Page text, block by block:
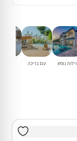
וילות נופש עם בריכה